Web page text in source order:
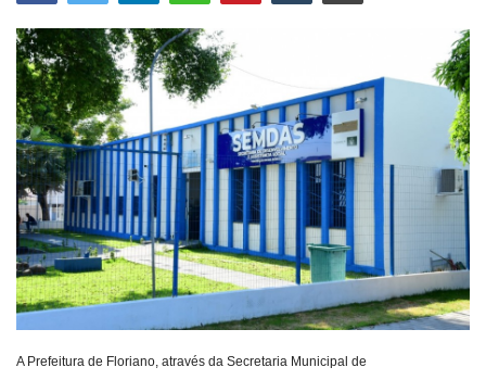
Vídeos
Webmail
Contato
A Prefeitura de Floriano, através da Secretaria Municipal de